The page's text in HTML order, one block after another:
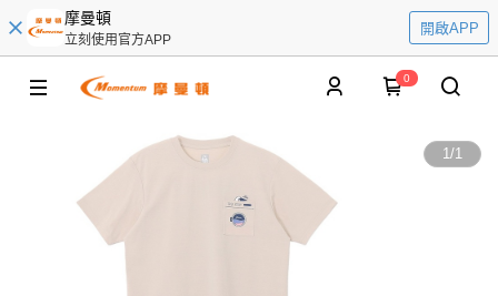
摩曼頓
立刻使用官方APP
開啟APP
0
1/1